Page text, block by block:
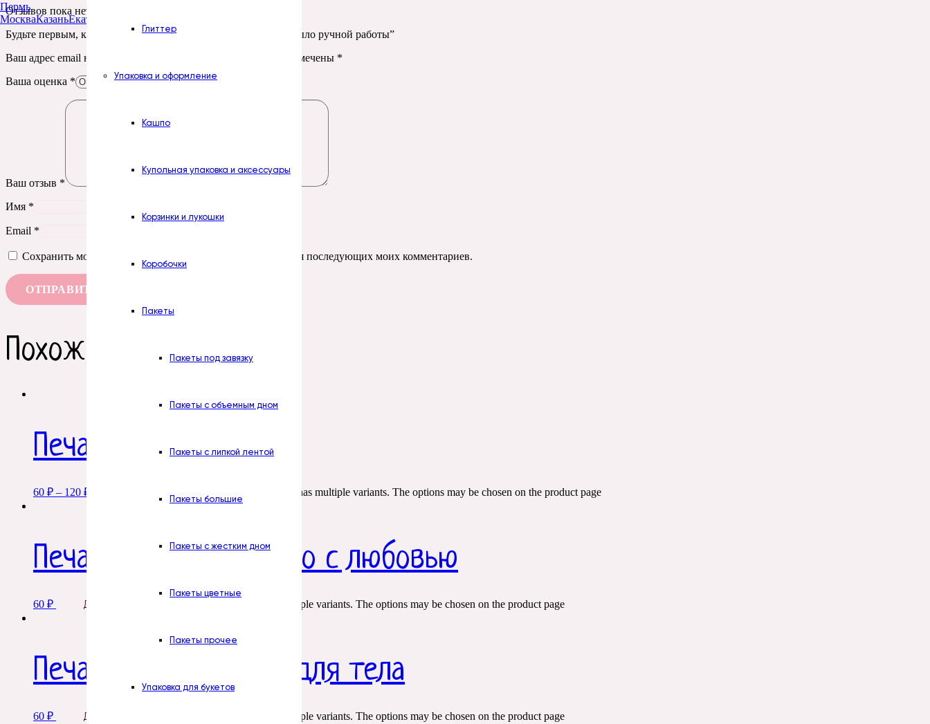
Глиттер
Упаковка и оформление
Кашпо
Купольная упаковка и аксессуары
Корзинки и лукошки
Коробочки
Пакеты
Пакеты под завязку
Пакеты с объемным дном
Пакеты с липкой лентой
Пакеты большие
Пакеты с жестким дном
Пакеты цветные
Пакеты прочее
Упаковка для букетов
Пермь
МоскваКазаньЕкатеринбург
Отзывов пока нет.
Будьте первым, кто оставил отзыв на “Печать. № 39. Бирки мыло ручной работы”
Ваш адрес email не будет опубликован.
Обязательные поля помечены *
Ваша оценка *
Ваш отзыв *
Имя *
Email *
Сохранить моё имя, email и адрес сайта в этом браузере для последующих моих комментариев.
Похожие товары
Печать. № 21. Лисята
60 ₽ – 120 ₽ Добавить в корзину This product has multiple variants. The options may be chosen on the product page
Печать. № 23. Сделано с любовью
60 ₽ Добавить в корзину This product has multiple variants. The options may be chosen on the product page
Печать. № 25. Скраб для тела
60 ₽ Добавить в корзину This product has multiple variants. The options may be chosen on the product page